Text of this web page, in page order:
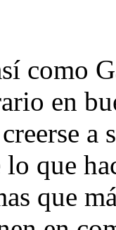
como
en
a
lo que
que